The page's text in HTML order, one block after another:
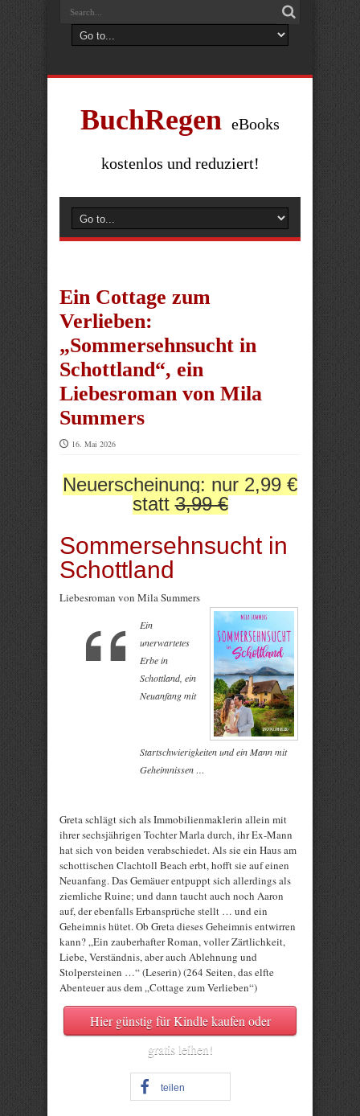
BuchRegen eBooks
kostenlos und reduziert!
Ein Cottage zum
Verlieben:
„Sommersehnsucht in
Schottland“, ein
Liebesroman von Mila
Summers
16. Mai 2026
Neuerscheinung: nur 2,99 €
statt3,99 €
Sommersehnsucht in
Schottland
Liebesroman von Mila Summers
Ein
unerwartetes
Erbe in
Schottland, ein
Neuanfang mit
Startschwierigkeiten und ein Mann mit
Geheimnissen …
Greta schlägt sich als Immobilienmaklerin allein mit
ihrer sechsjährigen Tochter Marla durch, ihr Ex-Mann
hat sich von beiden verabschiedet. Als sie ein Haus am
schottischen Clachtoll Beach erbt, hofft sie auf einen
Neuanfang. Das Gemäuer entpuppt sich allerdings als
ziemliche Ruine; und dann taucht auch noch Aaron
auf, der ebenfalls Erbansprüche stellt … und ein
Geheimnis hütet. Ob Greta dieses Geheimnis entwirren
kann? „Ein zauberhafter Roman, voller Zärtlichkeit,
Liebe, Verständnis, aber auch Ablehnung und
Stolpersteinen …“ (Leserin) (264 Seiten, das elfte
Abenteuer aus dem „Cottage zum Verlieben“)
Hier günstig für Kindle kaufen oder
gratis leihen!
teilen